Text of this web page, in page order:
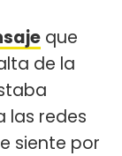
que
de la
las redes
siente por